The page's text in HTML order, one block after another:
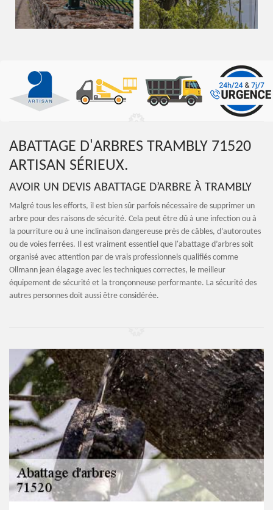
ABATTAGE D'ARBRES TRAMBLY 71520
ARTISAN SÉRIEUX.
AVOIR UN DEVIS ABATTAGE D’ARBRE À TRAMBLY
Malgré tous les efforts, il est bien sûr parfois nécessaire de supprimer un
arbre pour des raisons de sécurité. Cela peut être dû à une infection ou à
la pourriture ou à une inclinaison dangereuse près de câbles, d’autoroutes
ou de voies ferrées. Il est vraiment essentiel que l'abattage d’arbres soit
organisé avec attention par de vrais professionnels qualifiés comme
Ollmann jean élagage avec les techniques correctes, le meilleur
équipement de sécurité et la tronçonneuse performante. La sécurité des
autres personnes doit aussi être considérée.